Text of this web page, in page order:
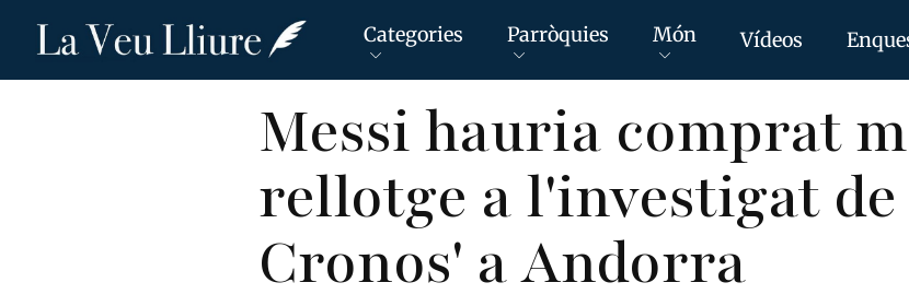
Vés
Categories Parròquies Món Vídeos
Messi hauria comprat
rellotge a l'investigat
Cronos' a Andorra